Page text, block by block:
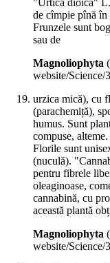
"Urtica dioica" L.
de cîmpie pînă
Frunzele sunt
sau de
Magnoliophyta (
website/Science/
urzica mică), cu
(parachemiță),
humus. Sunt
compuse,
Florile sunt
(nuculă).
pentru fibrele
oleaginoase,
cannabină, cu
această plantă
Magnoliophyta (
website/Science/